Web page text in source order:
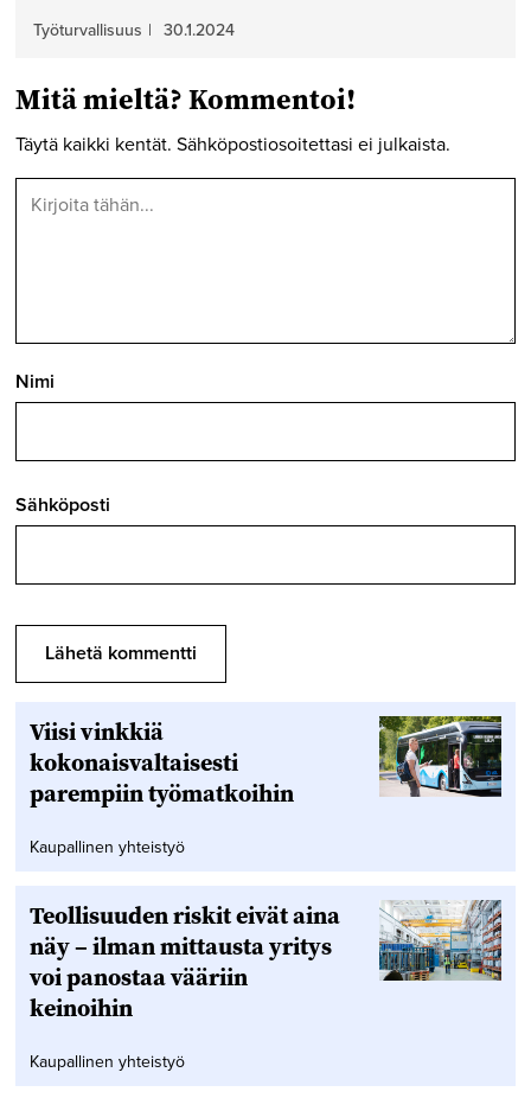
Työturvallisuus | 30.1.2024
Mitä mieltä? Kommentoi!
Täytä kaikki kentät. Sähköpostiosoitettasi ei julkaista.
Nimi
Sähköposti
Viisi vinkkiä
kokonaisvaltaisesti
parempiin työmatkoihin
Kaupallinen yhteistyö
Teollisuuden riskit eivät aina
näy – ilman mittausta yritys
voi panostaa vääriin
keinoihin
Kaupallinen yhteistyö